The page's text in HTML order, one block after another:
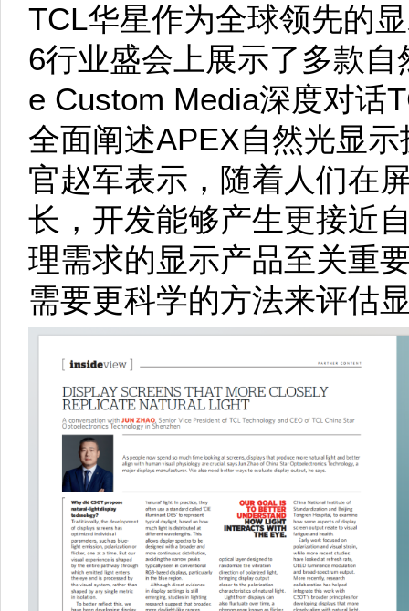
TCL华星作为全球领先的
6行业盛会上展示了多款
e Custom Media深度对话
全面阐述APEX自然光显
官赵军表示，随着人们在
长，开发能够产生更接近
理需求的显示产品至关重
需要更科学的方法来评估